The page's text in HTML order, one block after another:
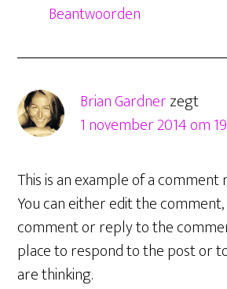
Beantwoorden
Brian Gardnerzegt
1 november 2014 om
This is an example of a comment
You can either edit the
comment or reply to the
place to respond to the post or
are thinking.